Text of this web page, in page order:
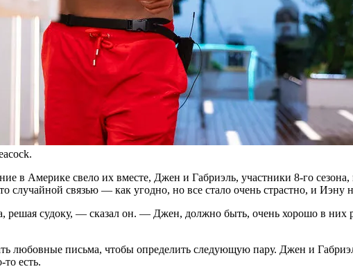
в Америке свело их вместе, Джен и Габриэль, участники 8-го
случайной связью — как угодно, но все стало очень страстно, и Иэну
решая судоку, — сказал он. — Джен, должно быть, очень хорошо в них
любовные письма, чтобы определить следующую пару. Джен и
есть.